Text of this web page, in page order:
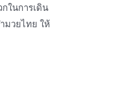
ในการเดิน
มวยไทย ให้